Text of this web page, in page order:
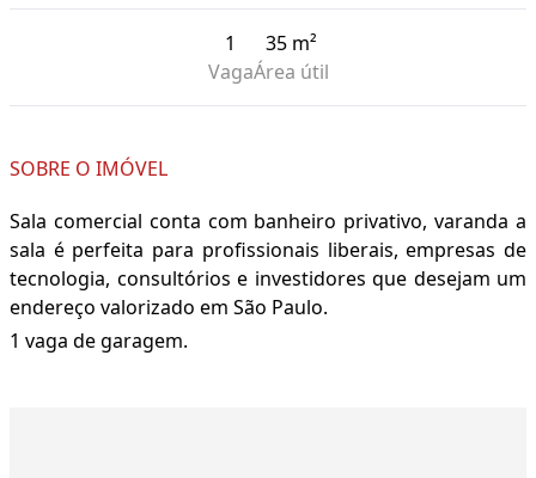
1
Vaga
35 m²
Área útil
SOBRE O IMÓVEL
Sala comercial conta com banheiro privativo, varanda a
sala é perfeita para profissionais liberais, empresas de
tecnologia, consultórios e investidores que desejam um
endereço valorizado em São Paulo.
1 vaga de garagem.